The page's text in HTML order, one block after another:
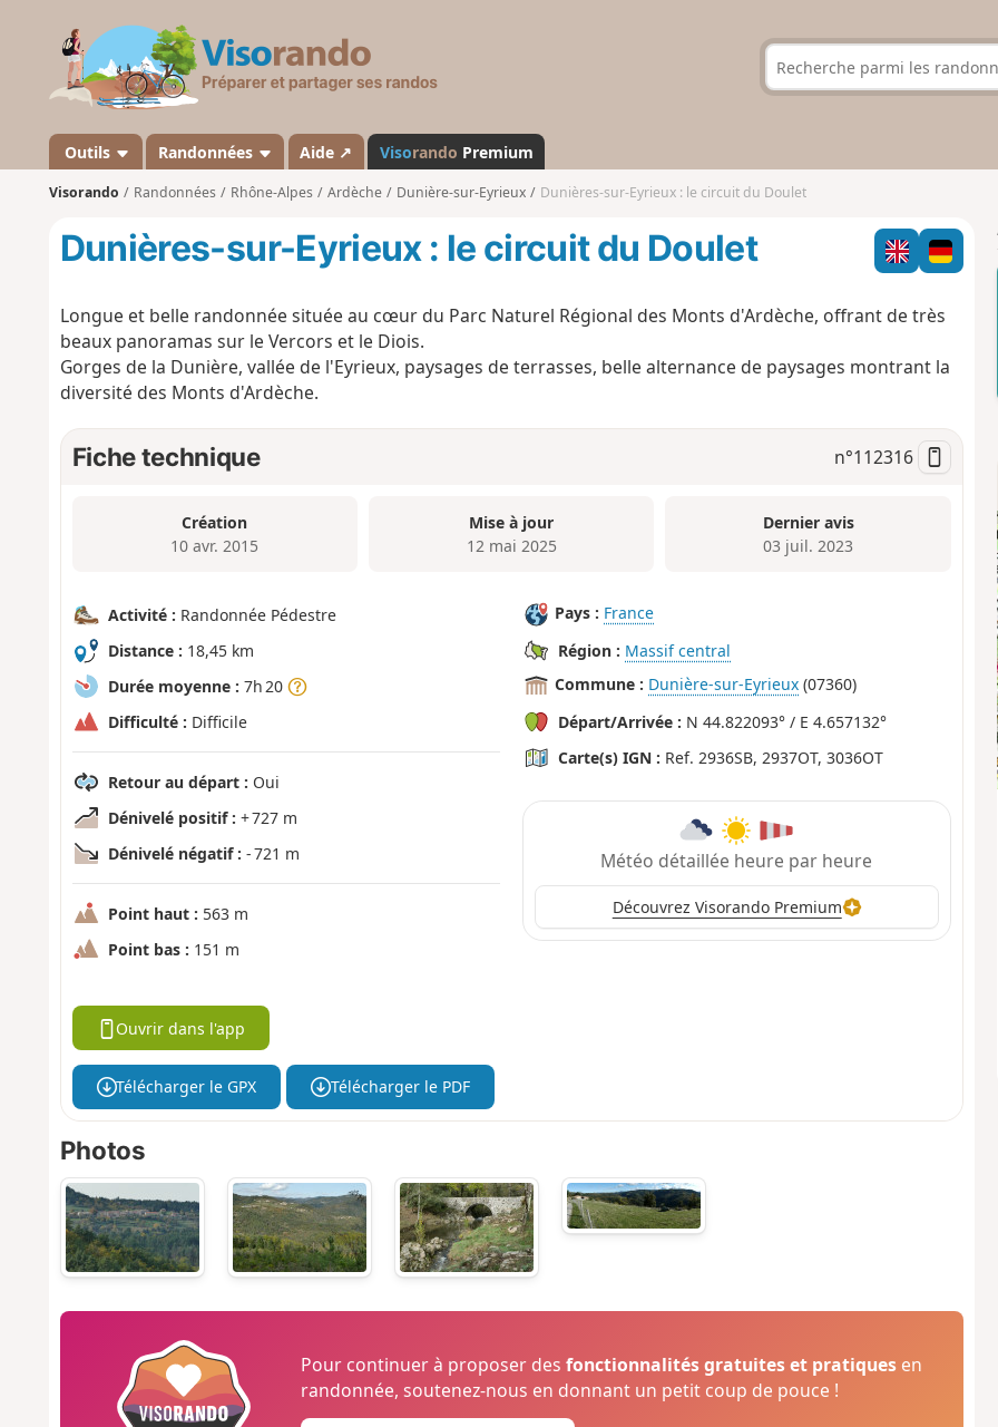
s
a
n
d
Outils Randonnées Aide ↗ Visorando Premium
Visorando Randonnées Rhône-Alpes Ardèche Dunière-sur-Eyrieux Dunières-sur-Eyrieux : le circuit du Doulet
Dunières-sur-Eyrieux : le circuit du Doulet
Longue et belle randonnée située au cœur du Parc Naturel Régional des Monts d'Ardèche, offrant de très
beaux panoramas sur le Vercors et le Diois.
Gorges de la Dunière, vallée de l'Eyrieux, paysages de terrasses, belle alternance de paysages montrant la
diversité des Monts d'Ardèche.
Fiche technique n°112316
Création
10 avr. 2015
Mise à jour
12 mai 2025
Dernier avis
03 juil. 2023
Activité : Randonnée Pédestre
Distance : 18,45 km
Durée moyenne : 7h 20
Difficulté : Difficile
Retour au départ : Oui
Dénivelé positif : + 727 m
Dénivelé négatif : - 721 m
Point haut : 563 m
Point bas : 151 m
Pays : France
Région : Massif central
Commune : Dunière-sur-Eyrieux (07360)
Départ/Arrivée : N 44.822093° / E 4.657132°
Carte(s) IGN : Ref. 2936SB, 2937OT, 3036OT
Météo détaillée heure par heure
Découvrez Visorando Premium
Ouvrir dans l'app
Télécharger le GPX Télécharger le PDF
Photos
Pour continuer à proposer desfonctionnalités gratuites et pratiques en
randonnée, soutenez-nous en donnant un petit coup de pouce !